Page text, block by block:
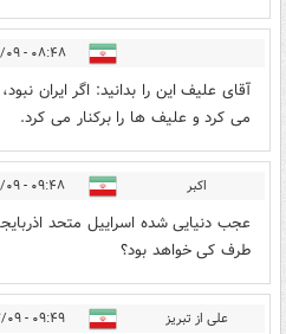
۰۸:۴۸ - ۱۴۰۲/۰۷/۰۹
آقای علیف این را بدانید: اگر ایران
می کرد و علیف ها را برکنار می کرد.
اکبر ۰۹:۴۸ - ۱۴۰۲/۰۷/۰۹
عجب دنیایی شده اسراییل متحد
طرف کی خواهد بود؟
علی از تبریز ۰۹:۴۹ - ۱۴۰۲/۰۷/۰۹